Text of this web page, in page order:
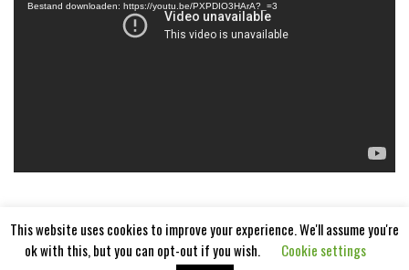
Bestand downloaden: https://youtu.be/PXPDIO3HArA?_=3
This website uses cookies to improve your experience. We'll assume you're
ok with this, but you can opt-out if you wish.
Cookie settings